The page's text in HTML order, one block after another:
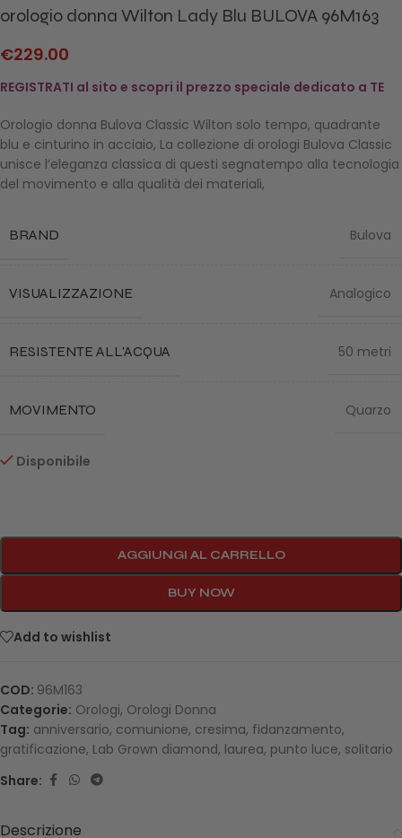
orologio donna Wilton Lady Blu BULOVA 96M163
€229.00
REGISTRATI al sito e scopri il prezzo speciale dedicato a TE
Orologio donna Bulova Classic Wilton solo tempo, quadrante
blu e cinturino in acciaio, La collezione di orologi Bulova Classic
unisce l’eleganza classica di questi segnatempo alla tecnologia
del movimento e alla qualità dei materiali,
BRAND Bulova
VISUALIZZAZIONE Analogico
RESISTENTE ALL'ACQUA 50 metri
MOVIMENTO Quarzo
Disponibile
AGGIUNGI AL CARRELLO
BUY NOW
Add to wishlist
COD: 96M163
Categorie: Orologi, Orologi Donna
Tag: anniversario, comunione, cresima, fidanzamento,
gratificazione, Lab Grown diamond, laurea, punto luce, solitario
Share:
Descrizione